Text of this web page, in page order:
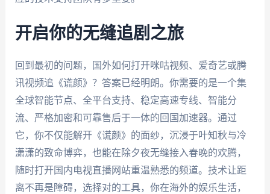
开启你的无缝追剧之旅
回到最初的问题，国外如何打开咪咕视频、爱奇艺或腾
讯视频追《谎颜》？答案已经明朗。你需要的是一个集
全球智能节点、全平台支持、稳定高速专线、智能分
流、严格加密和可靠售后于一体的回国加速器。通过
它，你不仅能解开《谎颜》的面纱，沉浸于叶知秋与冷
潇潇的致命博弈，也能在除夕夜无缝接入春晚的欢腾，
随时打开国内电视直播网站重温熟悉的频道。技术让距
离不再是障碍，选择对的工具，你在海外的娱乐生活，